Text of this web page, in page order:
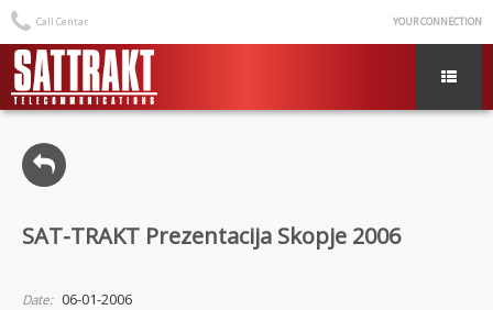
Call Centar YOUR CONNECTION
SAT-TRAKT Prezentacija Skopje 2006
Date: 06-01-2006